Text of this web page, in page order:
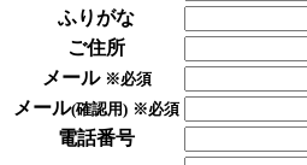
ふりがな
ご住所
メール ※必須
メール(確認用) ※必須
電話番号